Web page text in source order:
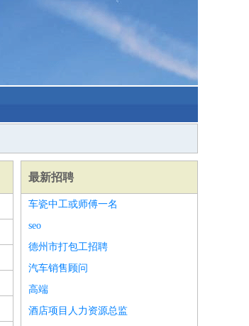
最新招聘
车瓷中工或师傅一名
seo
德州市打包工招聘
汽车销售顾问
高端
酒店项目人力资源总监